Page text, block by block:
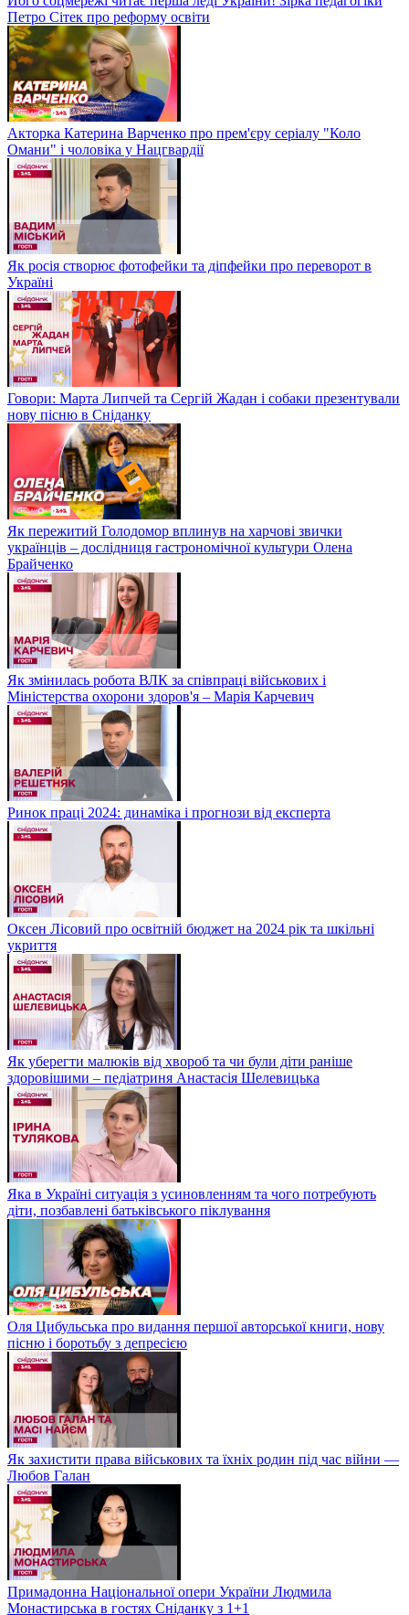
Петро Сітек про реформу освіти
Акторка Катерина Варченко про прем'єру серіалу "Коло
Омани" і чоловіка у Нацгвардії
Як росія створює фотофейки та діпфейки про переворот в
Україні
Говори: Марта Липчей та Сергій Жадан і собаки презентували
нову пісню в Сніданку
Як пережитий Голодомор вплинув на харчові звички
українців – дослідниця гастрономічної культури Олена
Брайченко
Як змінилась робота ВЛК за співпраці військових і
Міністерства охорони здоров'я – Марія Карчевич
Ринок праці 2024: динаміка і прогнози від експерта
Оксен Лісовий про освітній бюджет на 2024 рік та шкільні
укриття
Як уберегти малюків від хвороб та чи були діти раніше
здоровішими – педіатриня Анастасія Шелевицька
Яка в Україні ситуація з усиновленням та чого потребують
діти, позбавлені батьківського піклування
Оля Цибульська про видання першої авторської книги, нову
пісню і боротьбу з депресією
Як захистити права військових та їхніх родин під час війни —
Любов Галан
Примадонна Національної опери України Людмила
Монастирська в гостях Сніданку з 1+1